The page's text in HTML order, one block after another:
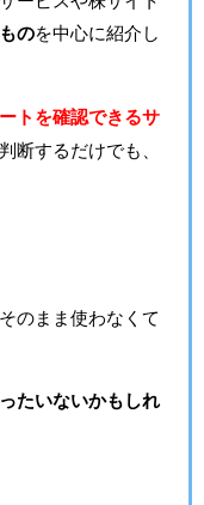
のを中心に紹介し
トを確認できるサ
断するだけでも、
のまま使わなくて
たいないかもしれ